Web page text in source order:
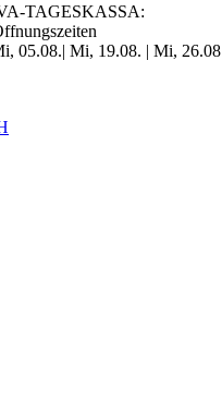
TAGESKASSA:
05.08.| Mi, 19.08. | Mi, 26.08